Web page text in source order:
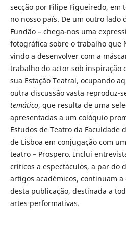
secção por Filipe Figueiredo, em
no nosso país. De um outro lado
Fundão – chega-nos uma
fotográfica sobre o trabalho que
vindo a desenvolver com a
trabalho do actor sob inspiração
sua Estação Teatral, ocupando
outra discussão vasta reproduz-
temático, que resulta de uma
apresentadas a um colóquio
Estudos de Teatro da Faculdade
de Lisboa em conjugação com
teatro – Prospero. Inclui
críticos a espectáculos, a par do
artigos académicos, continuam
desta publicação, destinada a
artes performativas.